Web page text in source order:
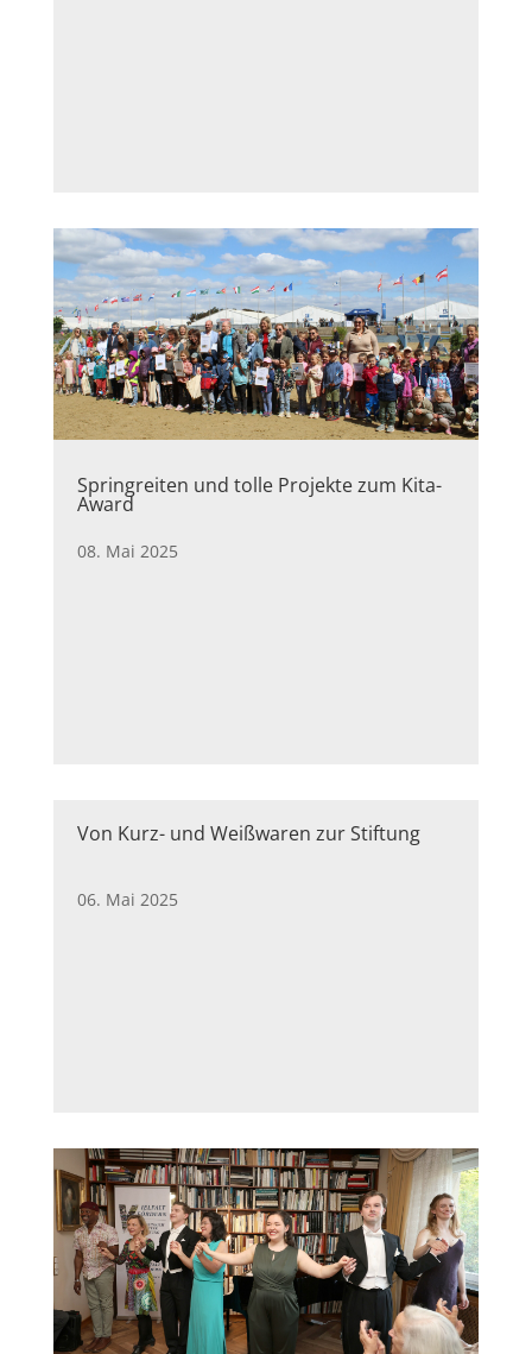
Springreiten und tolle Projekte zum Kita-
Award
08. Mai 2025
Von Kurz- und Weißwaren zur Stiftung
06. Mai 2025